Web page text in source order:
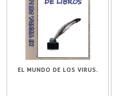
EL MUNDO DE LOS VIRUS.